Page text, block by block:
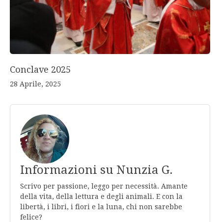
Conclave 2025
28 Aprile, 2025
Informazioni su Nunzia G.
Scrivo per passione, leggo per necessità. Amante
della vita, della lettura e degli animali. E con la
libertà, i libri, i fiori e la luna, chi non sarebbe
felice?